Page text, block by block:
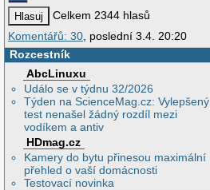
Celkem 2344 hlasů
Komentářů: 30 , poslední 3.4. 20:20
Rozcestník
AbcLinuxu
Událo se v týdnu 32/2026
Týden na ScienceMag.cz: Vylepšený
test nenašel žádný rozdíl mezi
vodíkem a antiv
HDmag.cz
Kamery do bytu přinesou maximální
přehled o vaší domácnosti
Testovací novinka